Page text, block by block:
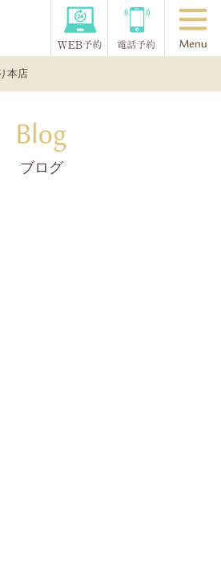
本店
ブログ